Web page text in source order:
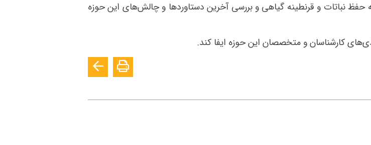
حفظ نباتات و قرنطینه گیاهی و بررسی آخرین دستاوردها و چالش‌های این حوزه
کارشناسان و متخصصان این حوزه ایفا کند.